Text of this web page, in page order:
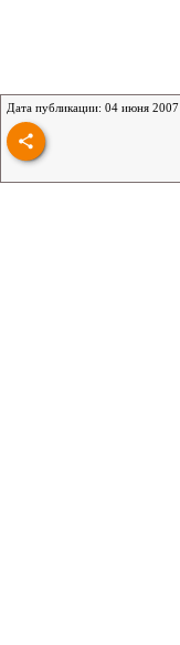
Дата публикации: 04 июня 2007